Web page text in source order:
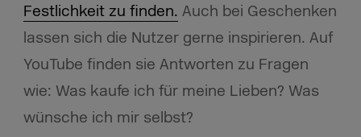
Festlichkeit zu finden. Auch bei Geschenken
lassen sich die Nutzer gerne inspirieren. Auf
YouTube finden sie Antworten zu Fragen
wie: Was kaufe ich für meine Lieben? Was
wünsche ich mir selbst?